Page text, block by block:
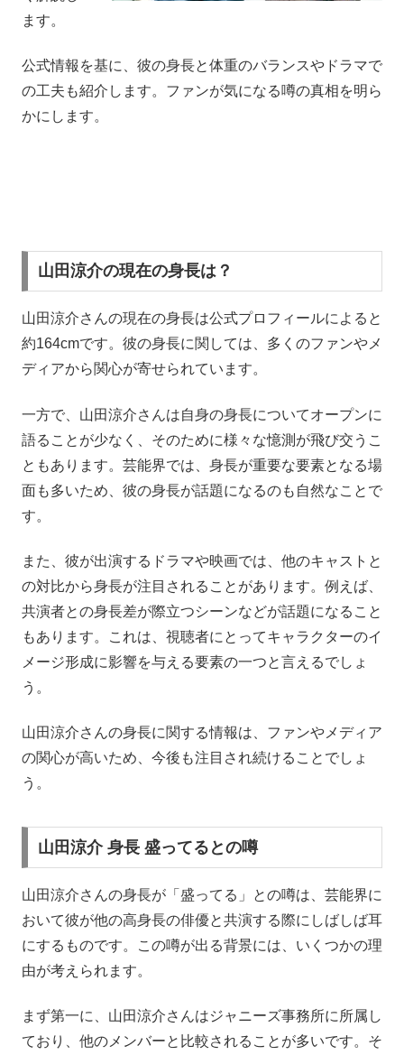
ます。
公式情報を基に、彼の身長と体重のバランスやドラマで
の工夫も紹介します。ファンが気になる噂の真相を明ら
かにします。
山田涼介の現在の身長は？
山田涼介さんの現在の身長は公式プロフィールによると
約164cmです。彼の身長に関しては、多くのファンやメ
ディアから関心が寄せられています。
一方で、山田涼介さんは自身の身長についてオープンに
語ることが少なく、そのために様々な憶測が飛び交うこ
ともあります。芸能界では、身長が重要な要素となる場
面も多いため、彼の身長が話題になるのも自然なことで
す。
また、彼が出演するドラマや映画では、他のキャストと
の対比から身長が注目されることがあります。例えば、
共演者との身長差が際立つシーンなどが話題になること
もあります。これは、視聴者にとってキャラクターのイ
メージ形成に影響を与える要素の一つと言えるでしょ
う。
山田涼介さんの身長に関する情報は、ファンやメディア
の関心が高いため、今後も注目され続けることでしょ
う。
山田涼介 身長 盛ってるとの噂
山田涼介さんの身長が「盛ってる」との噂は、芸能界に
おいて彼が他の高身長の俳優と共演する際にしばしば耳
にするものです。この噂が出る背景には、いくつかの理
由が考えられます。
まず第一に、山田涼介さんはジャニーズ事務所に所属し
ており、他のメンバーと比較されることが多いです。そ